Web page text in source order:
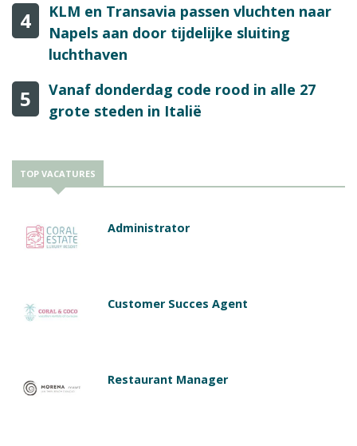
4
KLM en Transavia passen vluchten naar
Napels aan door tijdelijke sluiting
luchthaven
5
Vanaf donderdag code rood in alle 27
grote steden in Italië
TOP VACATURES
Administrator
Customer Succes Agent
Restaurant Manager